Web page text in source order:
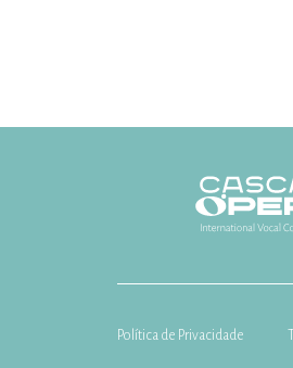
Política de Privacidade